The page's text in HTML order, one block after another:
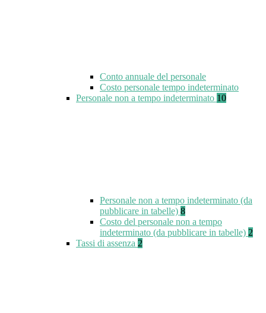
Conto annuale del personale
Costo personale tempo indeterminato
Personale non a tempo indeterminato 10
Personale non a tempo indeterminato (da
pubblicare in tabelle) 8
Costo del personale non a tempo
indeterminato (da pubblicare in tabelle) 2
Tassi di assenza 2